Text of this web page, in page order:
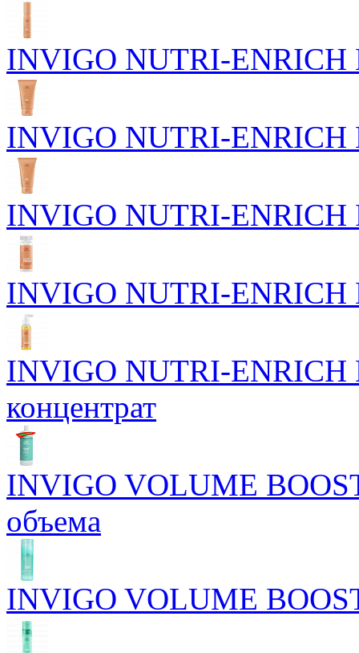
INVIGO NUTRI-ENRICH
INVIGO NUTRI-ENRICH
INVIGO NUTRI-ENRICH
INVIGO NUTRI-ENRICH
INVIGO NUTRI-ENRICH
концентрат
INVIGO VOLUME
объема
INVIGO VOLUME